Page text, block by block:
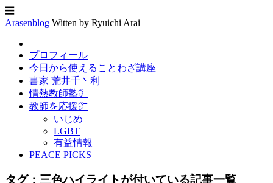
☰
Arasenblog Witten by Ryuichi Arai
プロフィール
今日から使えることわざ講座
書家 荒井千丶利
情熱教師塾㌻
教師を応援㌻
いじめ
LGBT
有益情報
PEACE PICKS
タグ：三色ハイライトが付いている記事一覧